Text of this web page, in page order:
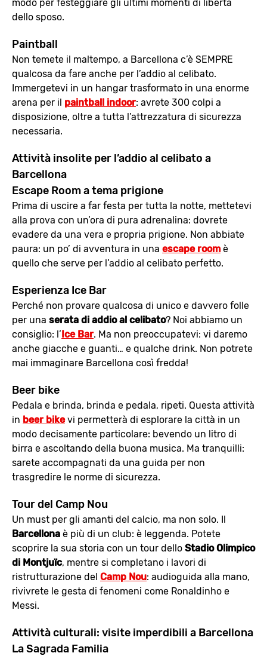
modo per festeggiare gli ultimi momenti di libertà
dello sposo.
Paintball
Non temete il maltempo, a Barcellona c’è SEMPRE
qualcosa da fare anche per l’addio al celibato.
Immergetevi in un hangar trasformato in una enorme
arena per il paintball indoor: avrete 300 colpi a
disposizione, oltre a tutta l’attrezzatura di sicurezza
necessaria.
Attività insolite per l’addio al celibato a
Barcellona
Escape Room a tema prigione
Prima di uscire a far festa per tutta la notte, mettetevi
alla prova con un’ora di pura adrenalina: dovrete
evadere da una vera e propria prigione. Non abbiate
paura: un po’ di avventura in una escape roomè
quello che serve per l’addio al celibato perfetto.
Esperienza Ice Bar
Perché non provare qualcosa di unico e davvero folle
per una serata di addio al celibato? Noi abbiamo un
consiglio: l’Ice Bar. Ma non preoccupatevi: vi daremo
anche giacche e guanti… e qualche drink. Non potrete
mai immaginare Barcellona così fredda!
Beer bike
Pedala e brinda, brinda e pedala, ripeti. Questa attività
in beer bikevi permetterà di esplorare la città in un
modo decisamente particolare: bevendo un litro di
birra e ascoltando della buona musica. Ma tranquilli:
sarete accompagnati da una guida per non
trasgredire le norme di sicurezza.
Tour del Camp Nou
Un must per gli amanti del calcio, ma non solo. Il
Barcellona è più di un club: è leggenda. Potete
scoprire la sua storia con un tour dello Stadio Olimpico
di Montjuïc, mentre si completano i lavori di
ristrutturazione del Camp Nou: audioguida alla mano,
rivivrete le gesta di fenomeni come Ronaldinho e
Messi.
Attività culturali: visite imperdibili a Barcellona
La Sagrada Familia